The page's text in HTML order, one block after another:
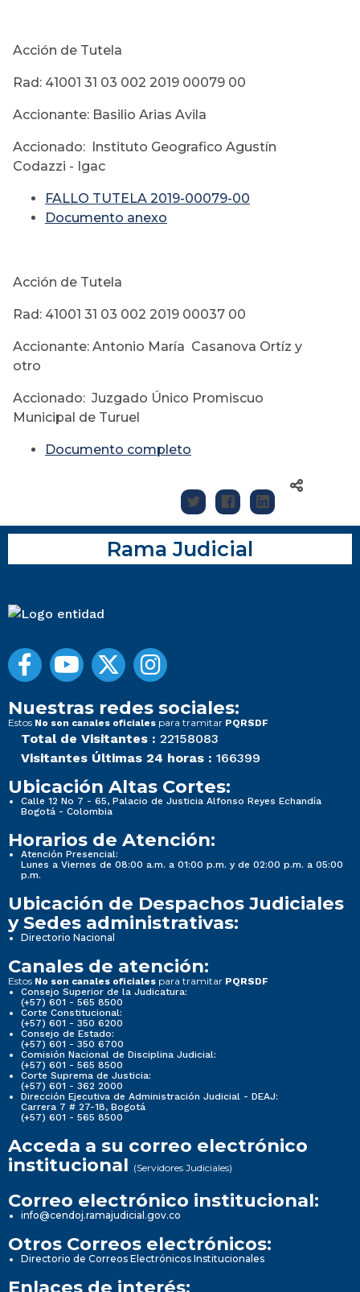
Acción de Tutela
Rad: 41001 31 03 002 2019 00079 00
Accionante: Basilio Arias Avila
Accionado: Instituto Geografico Agustín
Codazzi - Igac
FALLO TUTELA 2019-00079-00
Documento anexo
Acción de Tutela
Rad: 41001 31 03 002 2019 00037 00
Accionante: Antonio María Casanova Ortíz y
otro
Accionado: Juzgado Único Promiscuo
Municipal de Turuel
Documento completo
Rama Judicial
Nuestras redes sociales:
Estos No son canales oficiales para tramitar PQRSDF
Total de Visitantes : 22158083
Visitantes Últimas 24 horas : 166399
Ubicación Altas Cortes:
Calle 12 No 7 - 65, Palacio de Justicia Alfonso Reyes Echandía
Bogotá - Colombia
Horarios de Atención:
Atención Presencial:
Lunes a Viernes de 08:00 a.m. a 01:00 p.m. y de 02:00 p.m. a 05:00
p.m.
Ubicación de Despachos Judiciales
y Sedes administrativas:
Directorio Nacional
Canales de atención:
Estos No son canales oficiales para tramitar PQRSDF
Consejo Superior de la Judicatura:
(+57) 601 - 565 8500
Corte Constitucional:
(+57) 601 - 350 6200
Consejo de Estado:
(+57) 601 - 350 6700
Comisión Nacional de Disciplina Judicial:
(+57) 601 - 565 8500
Corte Suprema de Justicia:
(+57) 601 - 362 2000
Dirección Ejecutiva de Administración Judicial - DEAJ:
Carrera 7 # 27-18, Bogotá
(+57) 601 - 565 8500
Acceda a su correo electrónico
institucional (Servidores Judiciales)
Correo electrónico institucional:
info@cendoj.ramajudicial.gov.co
Otros Correos electrónicos:
Directorio de Correos Electrónicos Institucionales
Enlaces de interés: